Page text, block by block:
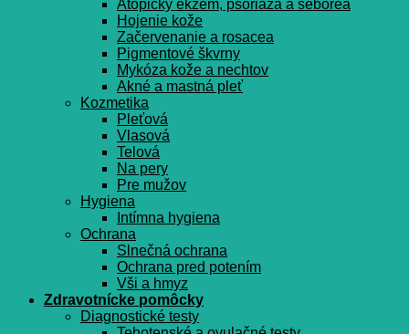
Atopický ekzém, psoriáza a seborea
Hojenie kože
Začervenanie a rosacea
Pigmentové škvrny
Mykóza kože a nechtov
Akné a mastná pleť
Kozmetika
Pleťová
Vlasová
Telová
Na pery
Pre mužov
Hygiena
Intímna hygiena
Ochrana
Slnečná ochrana
Ochrana pred potením
Vši a hmyz
Zdravotnícke pomôcky
Diagnostické testy